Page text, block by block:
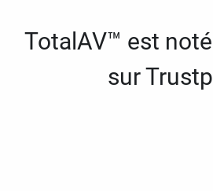
TotalAV™ est
sur